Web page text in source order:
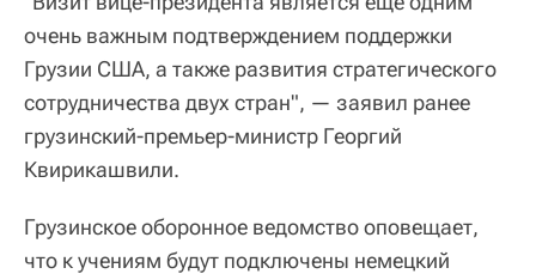
очень важным подтверждением поддержки
Грузии США, а также развития стратегического
сотрудничества двух стран", — заявил ранее
грузинский-премьер-министр Георгий
Квирикашвили.
Грузинское оборонное ведомство оповещает,
что к учениям будут подключены немецкий